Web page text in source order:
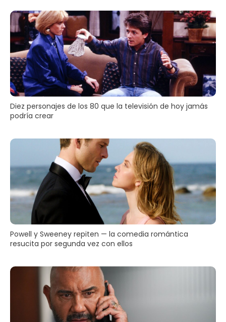
Diez personajes de los 80 que la televisión de hoy jamás
podría crear
Powell y Sweeney repiten — la comedia romántica
resucita por segunda vez con ellos